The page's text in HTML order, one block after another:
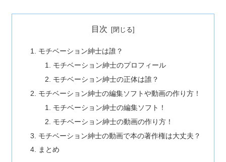
目次
モチベーション紳士は誰？
モチベーション紳士のプロフィール
モチベーション紳士の正体は誰？
モチベーション紳士の編集ソフトや動画の作り方！
モチベーション紳士の編集ソフト！
モチベーション紳士の動画の作り方！
モチベーション紳士の動画で本の著作権は大丈夫？
まとめ